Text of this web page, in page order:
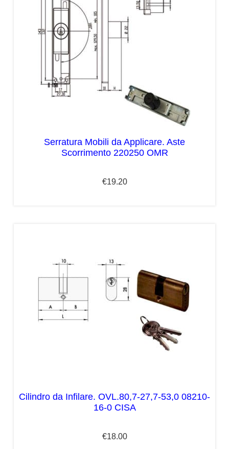
Serratura Mobili da Applicare. Aste
Scorrimento 220250 OMR
€19.20
Cilindro da Infilare. OVL.80,7-27,7-53,0 08210-
16-0 CISA
€18.00